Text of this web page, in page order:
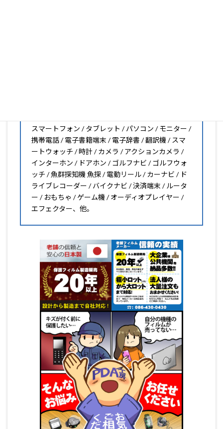
スマートフォン / タブレット / パソコン / モニター /
携帯電話 / 電子書籍端末 / 電子辞書 / 翻訳機 / スマ
ートウォッチ / 時計 / カメラ / アクションカメラ /
インターホン / ドアホン / ゴルフナビ / ゴルフウォ
ッチ / 魚群探知機 魚探 / 電動リール / カーナビ / ド
ライブレコーダー / バイクナビ / 決済端末 / ルータ
ー / おもちゃ / ゲーム機 / オーディオプレイヤー /
エフェクター、他。